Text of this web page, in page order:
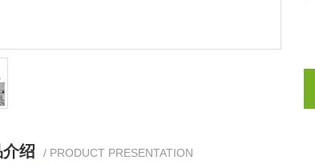
绍 / PRODUCT PRESENTATION